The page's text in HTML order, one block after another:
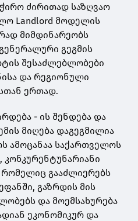
ძირითად საზღვაო
Landlord მოდელის
მიმდინარეობს
გეგმის
შესაძლებლობები
და რეგიონული
ერთად.
- ის შენდება და
მიღება დაგეგმილია
ამოცანაა საქართველოს
გააძლიერებს
გაზრდის მის
და მოემსახურება
ეკონომიკურ და